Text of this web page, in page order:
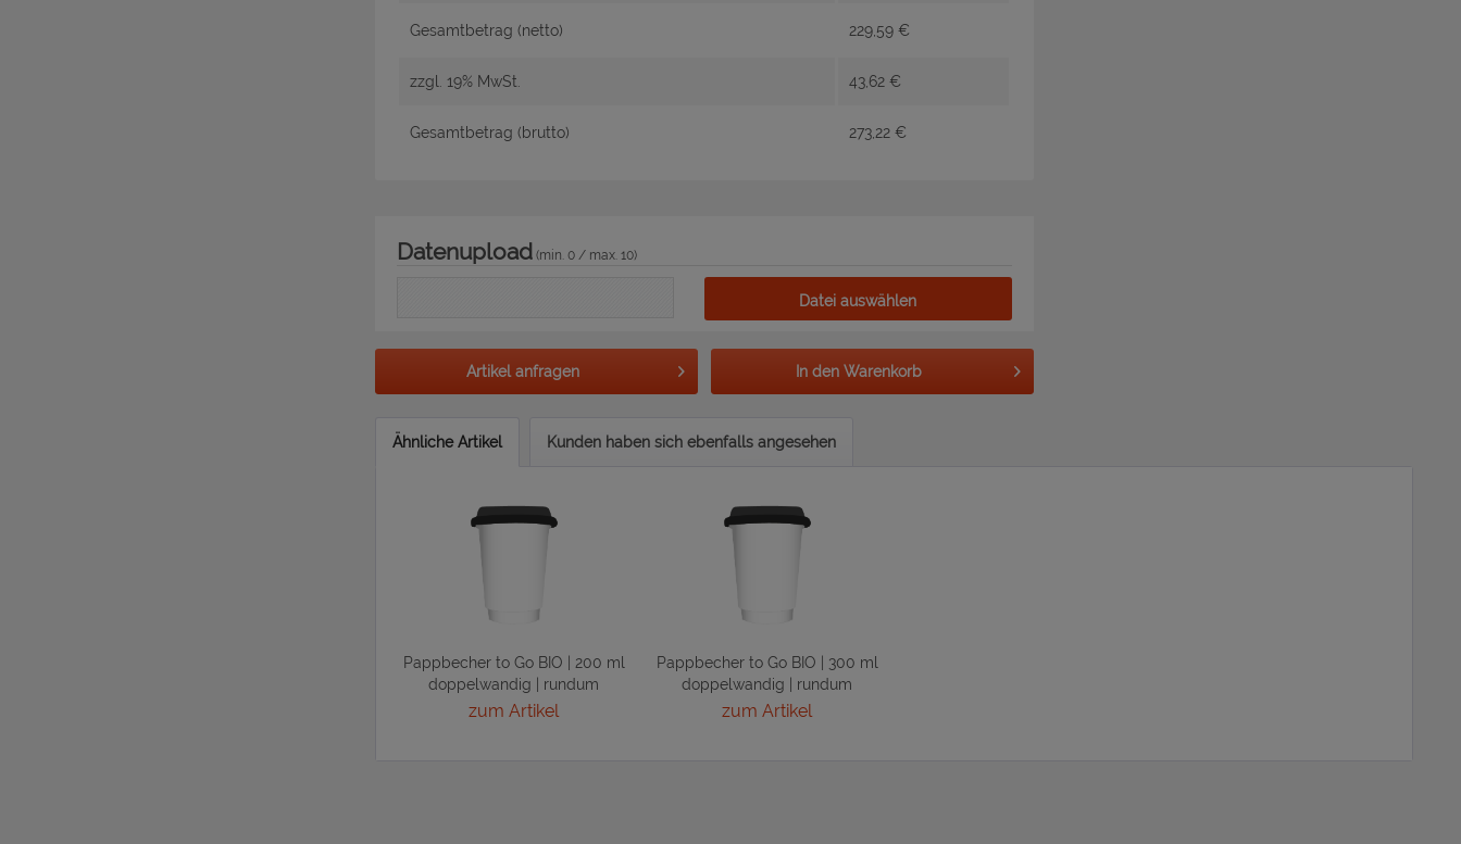
Gesamtbetrag (netto) 229,59 €
zzgl. 19% MwSt. 43,62 €
Gesamtbetrag (brutto) 273,22 €
Datenupload (min. 0 / max. 10)
Datei auswählen
Artikel anfragen In den Warenkorb
Ähnliche Artikel Kunden haben sich ebenfalls angesehen
Pappbecher to Go BIO | 200 ml
doppelwandig | rundum
bedruckt
zum Artikel
Pappbecher to Go BIO | 300 ml
doppelwandig | rundum
bedruckt
zum Artikel